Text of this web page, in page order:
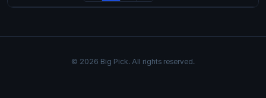
© 2026 Big Pick. All rights reserved.